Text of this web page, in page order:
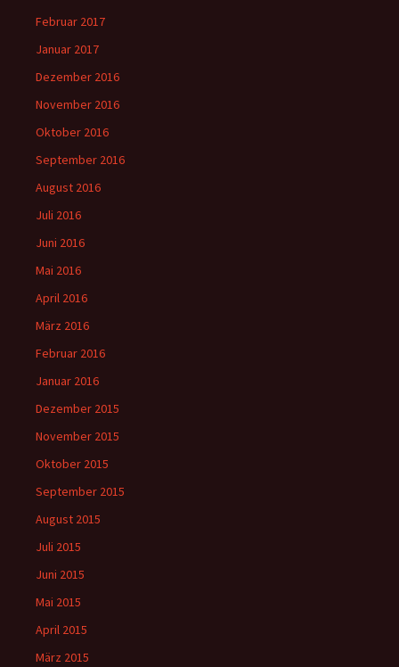
Februar 2017
Januar 2017
Dezember 2016
November 2016
Oktober 2016
September 2016
August 2016
Juli 2016
Juni 2016
Mai 2016
April 2016
März 2016
Februar 2016
Januar 2016
Dezember 2015
November 2015
Oktober 2015
September 2015
August 2015
Juli 2015
Juni 2015
Mai 2015
April 2015
März 2015